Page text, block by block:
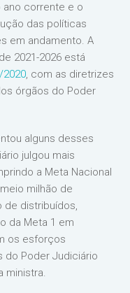
corrente e o
das políticas
em andamento. A
2021-2026 está
2020, com as diretrizes
órgãos do Poder
alguns desses
julgou mais
a Meta Nacional
milhão de
de distribuídos,
da Meta 1 em
os esforços
Poder Judiciário
ministra.